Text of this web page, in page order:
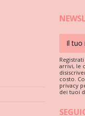
che le fibre si liberino
temperature e
arrivi, le
costo.
privacy
dei tuoi